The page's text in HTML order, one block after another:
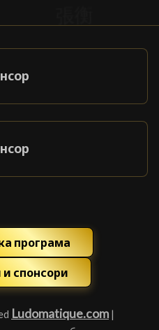
програма
спонсори
Ludomatique.com |